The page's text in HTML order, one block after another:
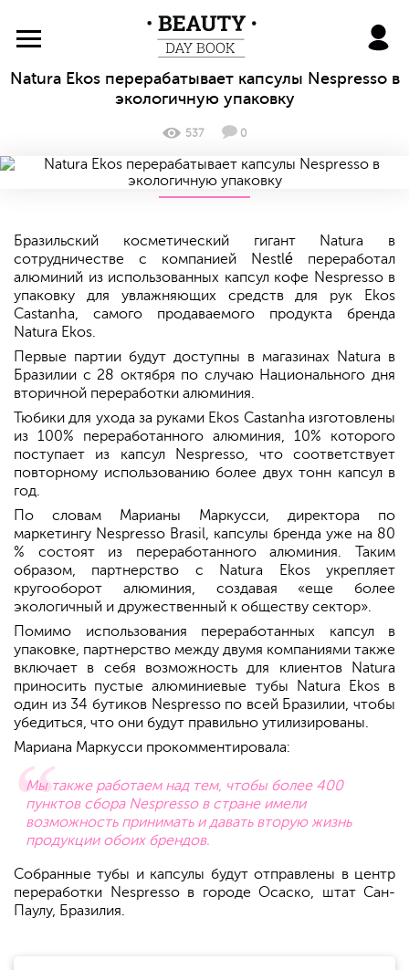
BeautyDayBook
Natura Ekos перерабатывает капсулы Nespresso в
экологичную упаковку
537 0
Бразильский косметический гигант Natura в
сотрудничестве с компанией Nestlé переработал
алюминий из использованных капсул кофе Nespresso в
упаковку для увлажняющих средств для рук Ekos
Castanha, самого продаваемого продукта бренда
Natura Ekos.
Первые партии будут доступны в магазинах Natura в
Бразилии с 28 октября по случаю Национального дня
вторичной переработки алюминия.
Тюбики для ухода за руками Ekos Castanha изготовлены
из 100% переработанного алюминия, 10% которого
поступает из капсул Nespresso, что соответствует
повторному использованию более двух тонн капсул в
год.
По словам Марианы Маркусси, директора по
маркетингу Nespresso Brasil, капсулы бренда уже на 80
% состоят из переработанного алюминия. Таким
образом, партнерство с Natura Ekos укрепляет
кругооборот алюминия, создавая «еще более
экологичный и дружественный к обществу сектор».
Помимо использования переработанных капсул в
упаковке, партнерство между двумя компаниями также
включает в себя возможность для клиентов Natura
приносить пустые алюминиевые тубы Natura Ekos в
один из 34 бутиков Nespresso по всей Бразилии, чтобы
убедиться, что они будут правильно утилизированы.
Мариана Маркусси прокомментировала:
Мы также работаем над тем, чтобы более 400
пунктов сбора Nespresso в стране имели
возможность принимать и давать вторую жизнь
продукции обоих брендов.
Собранные тубы и капсулы будут отправлены в центр
переработки Nespresso в городе Осаско, штат Сан-
Паулу, Бразилия.